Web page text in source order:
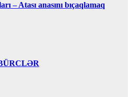
– Atası anasını bıçaqlamaq